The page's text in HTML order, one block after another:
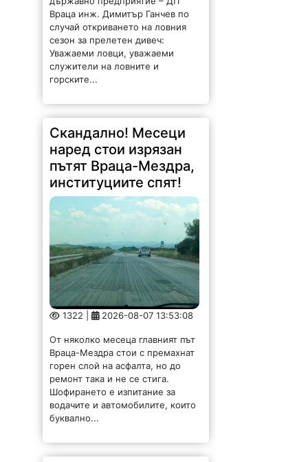
Враца инж. Димитър Ганчев по
случай откриването на ловния
сезон за прелетен дивеч:
Уважаеми ловци, уважаеми
служители на ловните и
горските...
Скандално! Месеци
наред стои изрязан
пътят Враца-Мездра,
институциите спят!
1322 | 2026-08-07 13:53:08
От няколко месеца главният път
Враца-Мездра стои с премахнат
горен слой на асфалта, но до
ремонт така и не се стига.
Шофирането е изпитание за
водачите и автомобилите, които
буквално...